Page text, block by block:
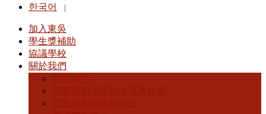
한국어
加入東吳
學生獎補助
協議學校
關於我們